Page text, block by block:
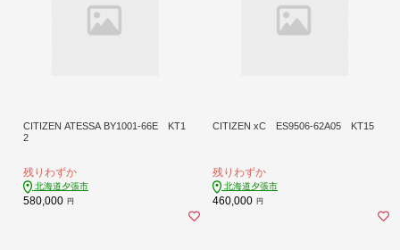
CITIZEN ATESSA BY1001-66E KT1
2
残りわずか
北海道夕張市
580,000 円
CITIZEN xC ES9506-62A05 KT15
残りわずか
北海道夕張市
460,000 円